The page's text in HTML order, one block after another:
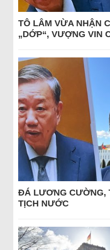
TÔ LÂM VỪA NHẬN
„DỚP“, VƯỢNG VIN
ĐÁ LƯƠNG CƯỜNG,
TỊCH NƯỚC